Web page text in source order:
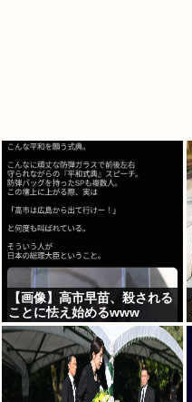
【画像】高市早苗、殺される
ことに怯え始めるwww